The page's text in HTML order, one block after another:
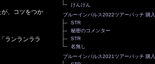
、コツをつか
ランランララ
けんけん
ブルーインパルス2022ツアーパッチ 購入
STR
秘密のコメンター
STR
名無し
ブルーインパルス2021ツアーパッチ 購入